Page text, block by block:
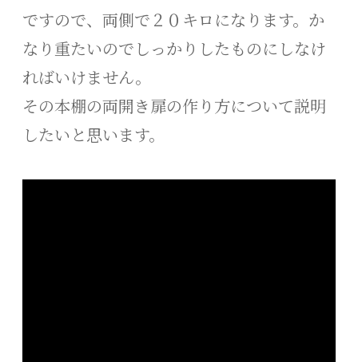
ですので、両側で２０キロになります。か
なり重たいのでしっかりしたものにしなけ
ればいけません。
その本棚の両開き扉の作り方について説明
したいと思います。